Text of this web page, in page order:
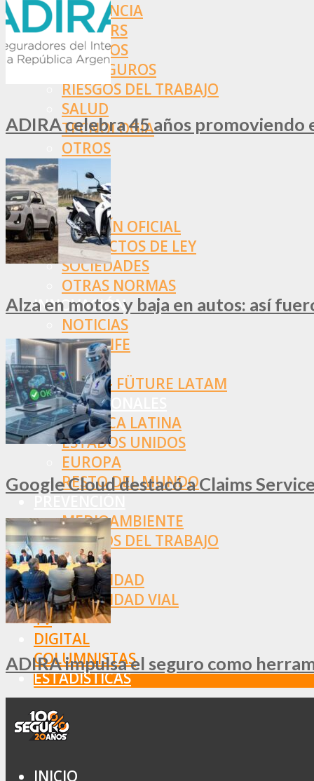
ASISTENCIA
BROKERS
SEGUROS
REASEGUROS
RIESGOS DEL TRABAJO
SALUD
TECNOLOGÍA
OTROS
NORMAS
SSN
SRT
BOLETÍN OFICIAL
PROYECTOS DE LEY
SOCIEDADES
OTRAS NORMAS
INNOVACIÓN
NOTICIAS
LA CONFE
ITC
INESE – FÜTURE LATAM
INTERNACIONALES
AMÉRICA LATINA
ESTADOS UNIDOS
EUROPA
RESTO DEL MUNDO
MEDIOAMBIENTE
RIESGOS DEL TRABAJO
SALUD
SEGURIDAD
SEGURIDAD VIAL
TV
DIGITAL
COLUMNISTAS
ESTADÍSTICAS
ADIRA celebra 45 años
Alza en motos y baja en autos: así
Google Cloud destacó a Claims
ADIRA impulsa el seguro como
INICIO